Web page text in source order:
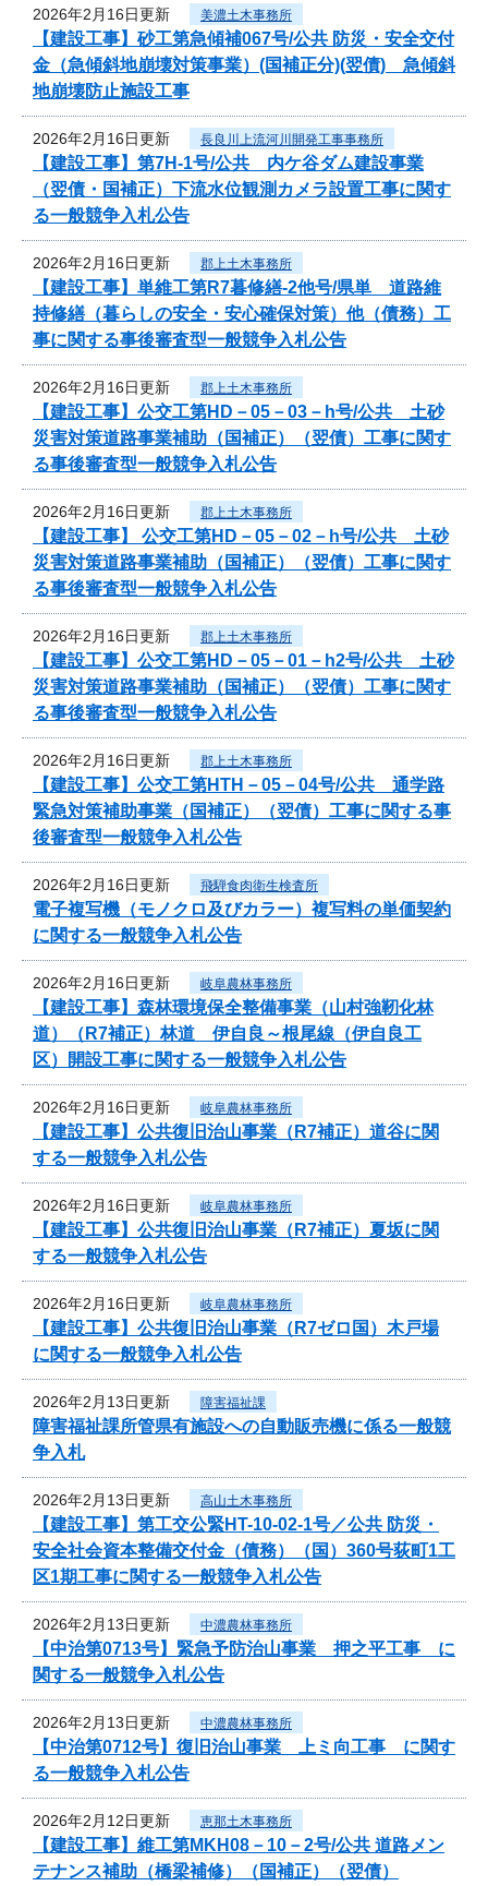
2026年2月16日更新 美濃土木事務所
【建設工事】砂工第急傾補067号/公共 防災・安全交付
金（急傾斜地崩壊対策事業）(国補正分)(翌債) 急傾斜
地崩壊防止施設工事
2026年2月16日更新 長良川上流河川開発工事事務所
【建設工事】第7H-1号/公共 内ケ谷ダム建設事業
（翌債・国補正）下流水位観測カメラ設置工事に関す
る一般競争入札公告
2026年2月16日更新 郡上土木事務所
【建設工事】単維工第R7暮修繕-2他号/県単 道路維
持修繕（暮らしの安全・安心確保対策）他（債務）工
事に関する事後審査型一般競争入札公告
2026年2月16日更新 郡上土木事務所
【建設工事】公交工第HD－05－03－h号/公共 土砂
災害対策道路事業補助（国補正）（翌債）工事に関す
る事後審査型一般競争入札公告
2026年2月16日更新 郡上土木事務所
【建設工事】 公交工第HD－05－02－h号/公共 土砂
災害対策道路事業補助（国補正）（翌債）工事に関す
る事後審査型一般競争入札公告
2026年2月16日更新 郡上土木事務所
【建設工事】公交工第HD－05－01－h2号/公共 土砂
災害対策道路事業補助（国補正）（翌債）工事に関す
る事後審査型一般競争入札公告
2026年2月16日更新 郡上土木事務所
【建設工事】公交工第HTH－05－04号/公共 通学路
緊急対策補助事業（国補正）（翌債）工事に関する事
後審査型一般競争入札公告
2026年2月16日更新 飛騨食肉衛生検査所
電子複写機（モノクロ及びカラー）複写料の単価契約
に関する一般競争入札公告
2026年2月16日更新 岐阜農林事務所
【建設工事】森林環境保全整備事業（山村強靭化林
道）（R7補正）林道 伊自良～根尾線（伊自良工
区）開設工事に関する一般競争入札公告
2026年2月16日更新 岐阜農林事務所
【建設工事】公共復旧治山事業（R7補正）道谷に関
する一般競争入札公告
2026年2月16日更新 岐阜農林事務所
【建設工事】公共復旧治山事業（R7補正）夏坂に関
する一般競争入札公告
2026年2月16日更新 岐阜農林事務所
【建設工事】公共復旧治山事業（R7ゼロ国）木戸場
に関する一般競争入札公告
2026年2月13日更新 障害福祉課
障害福祉課所管県有施設への自動販売機に係る一般競
争入札
2026年2月13日更新 高山土木事務所
【建設工事】第工交公緊HT-10-02-1号／公共 防災・
安全社会資本整備交付金（債務）（国）360号荻町1工
区1期工事に関する一般競争入札公告
2026年2月13日更新 中濃農林事務所
【中治第0713号】緊急予防治山事業 押之平工事 に
関する一般競争入札公告
2026年2月13日更新 中濃農林事務所
【中治第0712号】復旧治山事業 上ミ向工事 に関す
る一般競争入札公告
2026年2月12日更新 恵那土木事務所
【建設工事】維工第MKH08－10－2号/公共 道路メン
テナンス補助（橋梁補修）（国補正）（翌債）